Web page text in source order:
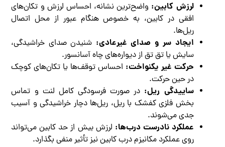
لرزش کابین: واضح‌ترین نشانه، احساس لرزش و تکان‌های
افقی در کابین، به خصوص هنگام عبور از محل اتصال
ریل‌ها.
ایجاد سر و صدای غیرعادی: شنیدن صدای خراشیدگی،
سایش یا تق تق از دیواره‌های چاه آسانسور.
حرکت غیر یکنواخت: احساس توقف‌ها یا تکان‌های کوچک
در حین حرکت.
ساییدگی ریل: در صورت فرسودگی کامل لنت و تماس
بخش فلزی کفشک با ریل، ریل‌ها دچار خراشیدگی و آسیب
جدی می‌شوند.
عملکرد نادرست درب‌ها: لرزش بیش از حد کابین می‌تواند
روی عملکرد مکانیزم درب کابین نیز تأثیر منفی بگذارد.